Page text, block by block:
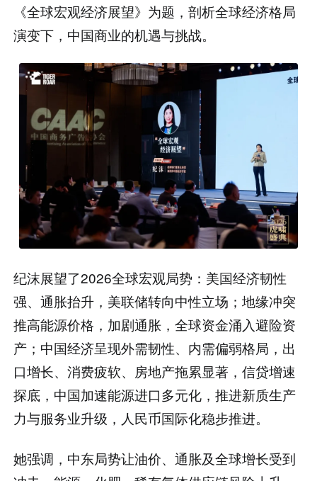
《全球宏观经济展望》为题，剖析全球经济格局
演变下，中国商业的机遇与挑战。
纪沫展望了2026全球宏观局势：美国经济韧性
强、通胀抬升，美联储转向中性立场；地缘冲突
推高能源价格，加剧通胀，全球资金涌入避险资
产；中国经济呈现外需韧性、内需偏弱格局，出
口增长、消费疲软、房地产拖累显著，信贷增速
探底，中国加速能源进口多元化，推进新质生产
力与服务业升级，人民币国际化稳步推进。
她强调，中东局势让油价、通胀及全球增长受到